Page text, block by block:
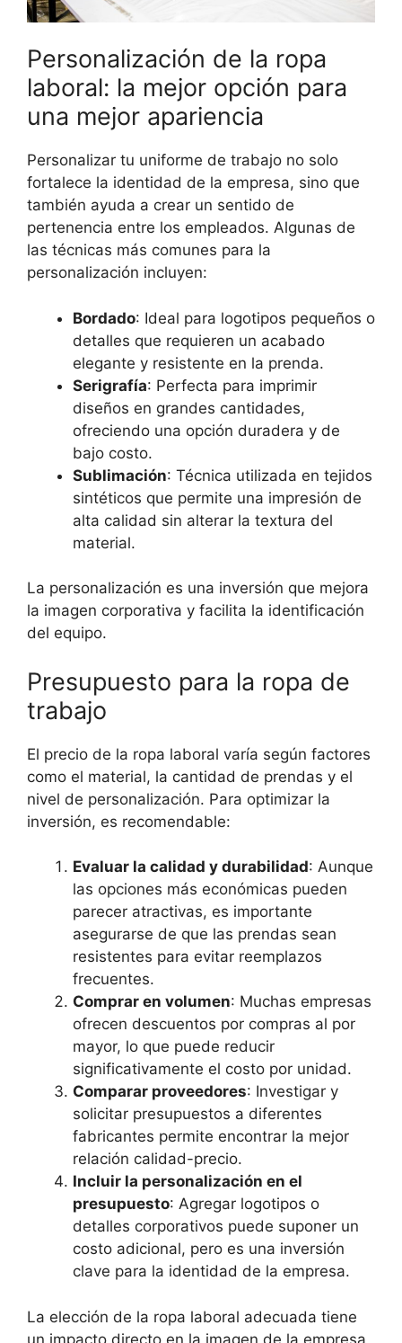
Personalización de la ropa
laboral: la mejor opción para
una mejor apariencia
Personalizar tu uniforme de trabajo no solo
fortalece la identidad de la empresa, sino que
también ayuda a crear un sentido de
pertenencia entre los empleados. Algunas de
las técnicas más comunes para la
personalización incluyen:
Bordado: Ideal para logotipos pequeños o
detalles que requieren un acabado
elegante y resistente en la prenda.
Serigrafía: Perfecta para imprimir
diseños en grandes cantidades,
ofreciendo una opción duradera y de
bajo costo.
Sublimación: Técnica utilizada en tejidos
sintéticos que permite una impresión de
alta calidad sin alterar la textura del
material.
La personalización es una inversión que mejora
la imagen corporativa y facilita la identificación
del equipo.
Presupuesto para la ropa de
trabajo
El precio de la ropa laboral varía según factores
como el material, la cantidad de prendas y el
nivel de personalización. Para optimizar la
inversión, es recomendable:
Evaluar la calidad y durabilidad: Aunque
las opciones más económicas pueden
parecer atractivas, es importante
asegurarse de que las prendas sean
resistentes para evitar reemplazos
frecuentes.
Comprar en volumen: Muchas empresas
ofrecen descuentos por compras al por
mayor, lo que puede reducir
significativamente el costo por unidad.
Comparar proveedores: Investigar y
solicitar presupuestos a diferentes
fabricantes permite encontrar la mejor
relación calidad-precio.
Incluir la personalización en el
presupuesto: Agregar logotipos o
detalles corporativos puede suponer un
costo adicional, pero es una inversión
clave para la identidad de la empresa.
La elección de la ropa laboral adecuada tiene
un impacto directo en la imagen de la empresa,